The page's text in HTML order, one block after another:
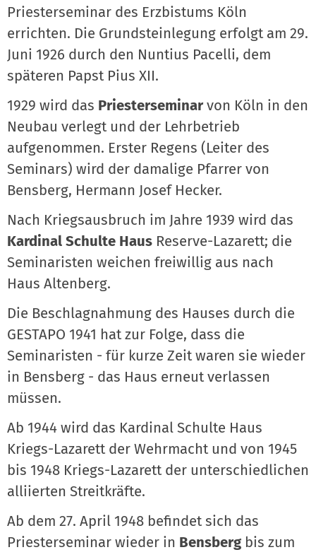
Priesterseminar des Erzbistums Köln
errichten. Die Grundsteinlegung erfolgt am 29.
Juni 1926 durch den Nuntius Pacelli, dem
späteren Papst Pius XII.
1929 wird das Priesterseminarvon Köln in den
Neubau verlegt und der Lehrbetrieb
aufgenommen. Erster Regens (Leiter des
Seminars) wird der damalige Pfarrer von
Bensberg, Hermann Josef Hecker.
Nach Kriegsausbruch im Jahre 1939 wird das
Kardinal Schulte Haus Reserve-Lazarett; die
Seminaristen weichen freiwillig aus nach
Haus Altenberg.
Die Beschlagnahmung des Hauses durch die
GESTAPO 1941 hat zur Folge, dass die
Seminaristen - für kurze Zeit waren sie wieder
in Bensberg - das Haus erneut verlassen
müssen.
Ab 1944 wird das Kardinal Schulte Haus
Kriegs-Lazarett der Wehrmacht und von 1945
bis 1948 Kriegs-Lazarett der unterschiedlichen
alliierten Streitkräfte.
Ab dem 27. April 1948 befindet sich das
Priesterseminar wieder in Bensberg bis zum